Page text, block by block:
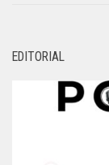
EDITORIAL